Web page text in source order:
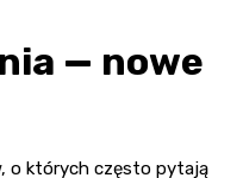
— nowe
o których często pytają